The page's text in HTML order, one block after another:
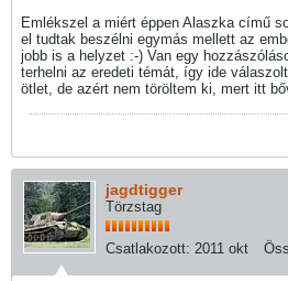
Emlékszel a miért éppen Alaszka című
el tudtak beszélni egymás mellett az
jobb is a helyzet :-) Van egy
terhelni az eredeti témát, így ide
ötlet, de azért nem töröltem ki, mert itt
jagdtigger
Törzstag
Csatlakozott: 2011 okt